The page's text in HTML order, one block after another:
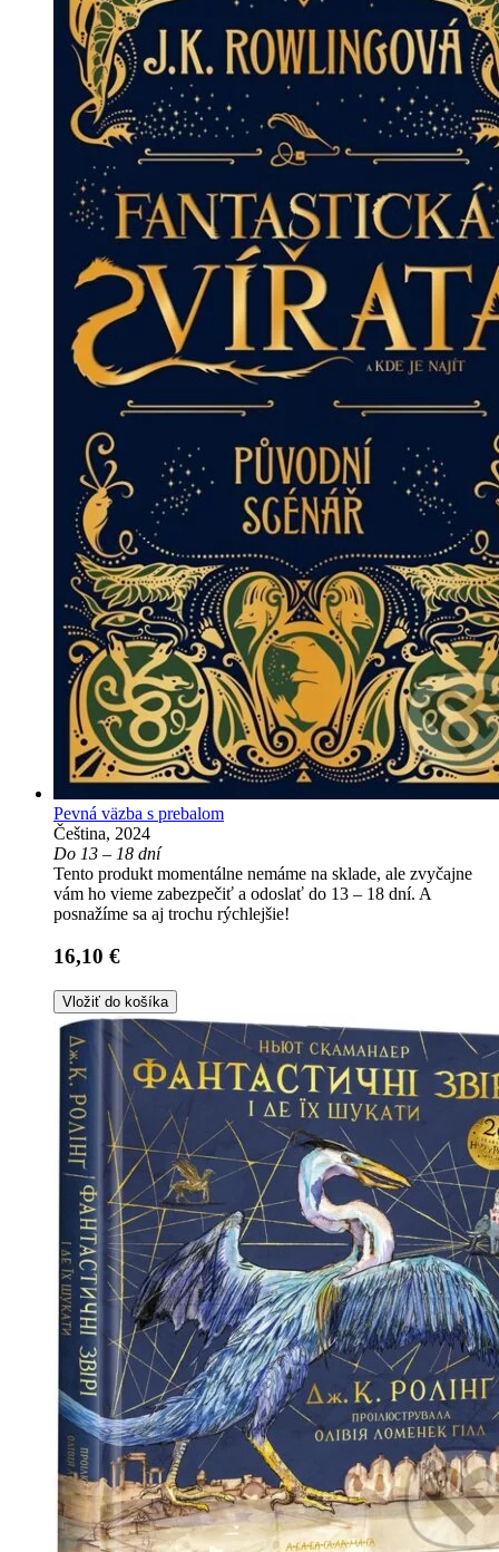
Pevná väzba s prebalom
Čeština, 2024
Do 13 – 18 dní
Tento produkt momentálne nemáme na sklade, ale zvyčajne
vám ho vieme zabezpečiť a odoslať do 13 – 18 dní. A
posnažíme sa aj trochu rýchlejšie!
16,10 €
Vložiť do košíka